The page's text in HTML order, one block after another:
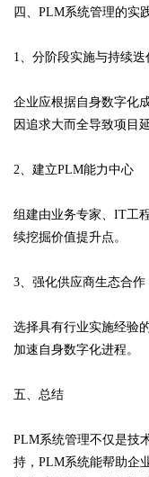
四、PLM系统管理的实
1、分阶段实施与持续迭
企业应根据自身数字化
因追求大而全导致项目延
2、建立PLM能力中心
组建由业务专家、IT工
续挖掘价值提升点。
3、强化供应商生态合作
选择具有行业实施经验
加速自身数字化进程。
五、总结
PLM系统管理不仅是技
持，PLM系统能帮助企